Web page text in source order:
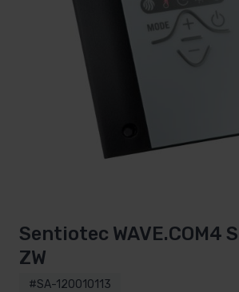
Sentiotec WAVE.COM4
ZW
#SA-120010113